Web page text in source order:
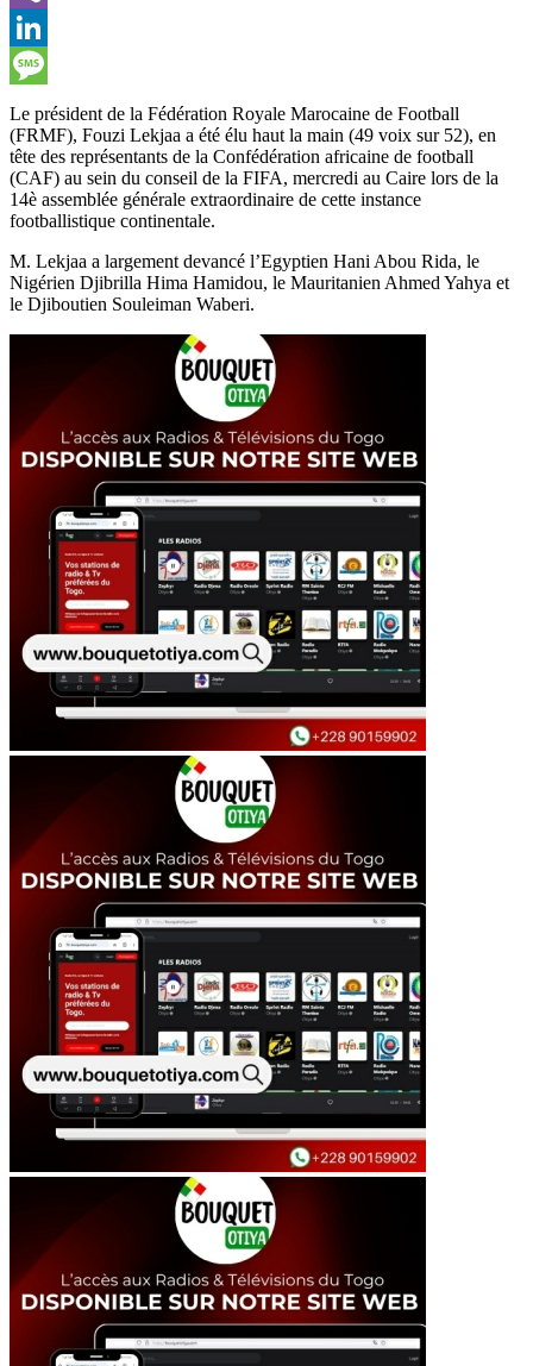
Viber
LinkedIn
Message
Le président de la Fédération Royale Marocaine de Football
(FRMF), Fouzi Lekjaa a été élu haut la main (49 voix sur 52), en
tête des représentants de la Confédération africaine de football
(CAF) au sein du conseil de la FIFA, mercredi au Caire lors de la
14è assemblée générale extraordinaire de cette instance
footballistique continentale.
M. Lekjaa a largement devancé l’Egyptien Hani Abou Rida, le
Nigérien Djibrilla Hima Hamidou, le Mauritanien Ahmed Yahya et
le Djiboutien Souleiman Waberi.